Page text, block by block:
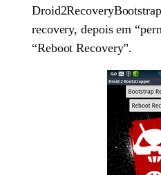
recovery, depois em
“Reboot Recovery”.